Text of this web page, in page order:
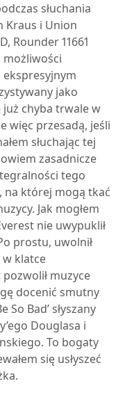
słuchania
Kraus i Union
Rounder 11661
możliwości
ekspresyjnym
jako
już chyba trwale w
więc przesadą, jeśli
słuchając tej
zasadnicze
tego
na której mogą tkać
Jak mogłem
nie uwypuklił
prostu, uwolnił
klatce
muzyce
docenić smutny
So Bad’ słyszany
Douglasa i
To bogaty
się usłyszeć